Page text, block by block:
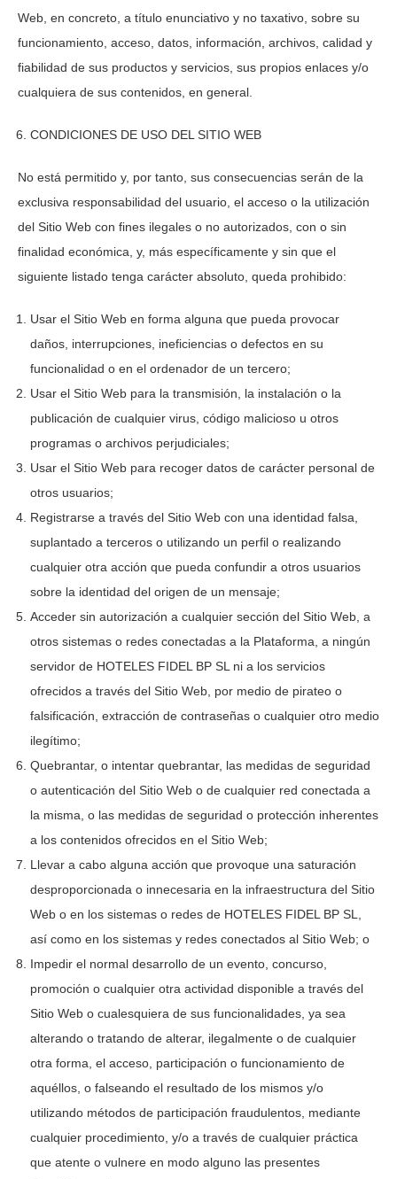
Web, en concreto, a título enunciativo y no taxativo, sobre su
funcionamiento, acceso, datos, información, archivos, calidad y
fiabilidad de sus productos y servicios, sus propios enlaces y/o
cualquiera de sus contenidos, en general.
CONDICIONES DE USO DEL SITIO WEB
No está permitido y, por tanto, sus consecuencias serán de la
exclusiva responsabilidad del usuario, el acceso o la utilización
del Sitio Web con fines ilegales o no autorizados, con o sin
finalidad económica, y, más específicamente y sin que el
siguiente listado tenga carácter absoluto, queda prohibido:
Usar el Sitio Web en forma alguna que pueda provocar
daños, interrupciones, ineficiencias o defectos en su
funcionalidad o en el ordenador de un tercero;
Usar el Sitio Web para la transmisión, la instalación o la
publicación de cualquier virus, código malicioso u otros
programas o archivos perjudiciales;
Usar el Sitio Web para recoger datos de carácter personal de
otros usuarios;
Registrarse a través del Sitio Web con una identidad falsa,
suplantado a terceros o utilizando un perfil o realizando
cualquier otra acción que pueda confundir a otros usuarios
sobre la identidad del origen de un mensaje;
Acceder sin autorización a cualquier sección del Sitio Web, a
otros sistemas o redes conectadas a la Plataforma, a ningún
servidor de HOTELES FIDEL BP SL ni a los servicios
ofrecidos a través del Sitio Web, por medio de pirateo o
falsificación, extracción de contraseñas o cualquier otro medio
ilegítimo;
Quebrantar, o intentar quebrantar, las medidas de seguridad
o autenticación del Sitio Web o de cualquier red conectada a
la misma, o las medidas de seguridad o protección inherentes
a los contenidos ofrecidos en el Sitio Web;
Llevar a cabo alguna acción que provoque una saturación
desproporcionada o innecesaria en la infraestructura del Sitio
Web o en los sistemas o redes de HOTELES FIDEL BP SL
así como en los sistemas y redes conectados al Sitio Web; o
Impedir el normal desarrollo de un evento, concurso,
promoción o cualquier otra actividad disponible a través del
Sitio Web o cualesquiera de sus funcionalidades, ya sea
alterando o tratando de alterar, ilegalmente o de cualquier
otra forma, el acceso, participación o funcionamiento de
aquéllos, o falseando el resultado de los mismos y/o
utilizando métodos de participación fraudulentos, mediante
cualquier procedimiento, y/o a través de cualquier práctica
que atente o vulnere en modo alguno las presentes